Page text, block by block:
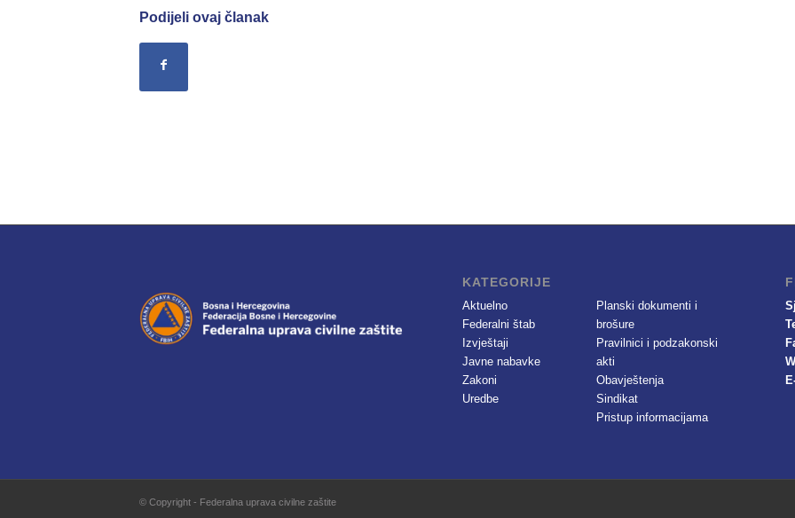
Podijeli ovaj članak
KATEGORIJE
Aktuelno
Federalni štab
Izvještaji
Javne nabavke
Zakoni
Uredbe
Planski dokumenti i
brošure
Pravilnici i podzakonski
akti
Obavještenja
Sindikat
Pristup informacijama
© Copyright - Federalna uprava civilne zaštite